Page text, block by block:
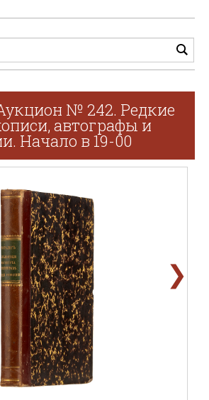
№ 242. Редкие
автографы и
Начало в 19-00
❯